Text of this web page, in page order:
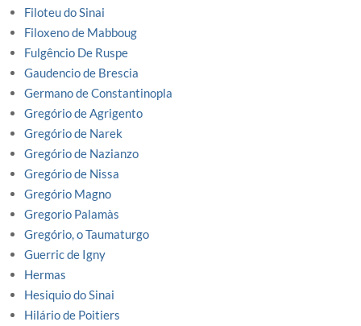
Filoteu do Sinai
Filoxeno de Mabboug
Fulgêncio De Ruspe
Gaudencio de Brescia
Germano de Constantinopla
Gregório de Agrigento
Gregório de Narek
Gregório de Nazianzo
Gregório de Nissa
Gregório Magno
Gregorio Palamàs
Gregório, o Taumaturgo
Guerric de Igny
Hermas
Hesiquio do Sinai
Hilário de Poitiers